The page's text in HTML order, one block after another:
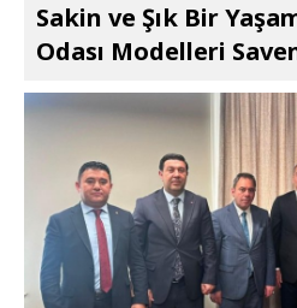
Sakin ve Şık Bir
Odası Modelleri